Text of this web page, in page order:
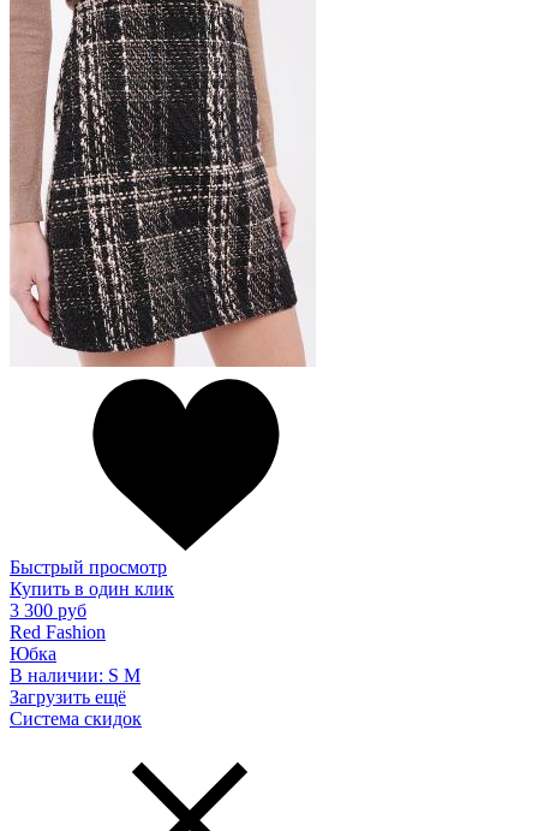
Быстрый просмотр
Купить в один клик
3 300 руб
Red Fashion
Юбка
В наличии: S M
Загрузить ещё
Система скидок